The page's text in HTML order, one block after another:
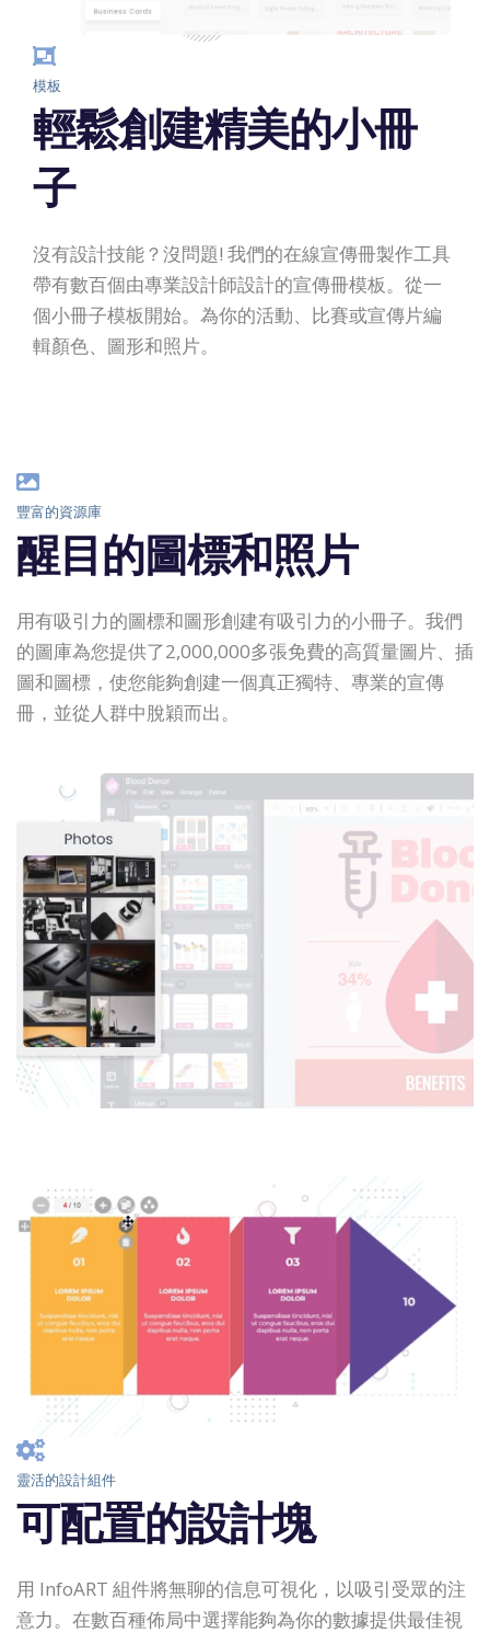
模板
輕鬆創建精美的小冊
子
沒有設計技能？沒問題! 我們的在線宣傳冊製作工具
帶有數百個由專業設計師設計的宣傳冊模板。從一
個小冊子模板開始。為你的活動、比賽或宣傳片編
輯顏色、圖形和照片。
豐富的資源庫
醒目的圖標和照片
用有吸引力的圖標和圖形創建有吸引力的小冊子。我們
的圖庫為您提供了2,000,000多張免費的高質量圖片、插
圖和圖標，使您能夠創建一個真正獨特、專業的宣傳
冊，並從人群中脫穎而出。
靈活的設計組件
可配置的設計塊
用 InfoART 組件將無聊的信息可視化，以吸引受眾的注
意力。在數百種佈局中選擇能夠為你的數據提供最佳視